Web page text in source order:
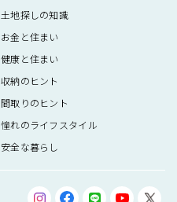
土地探しの知識
お金と住まい
健康と住まい
収納のヒント
間取りのヒント
憧れのライフスタイル
安全な暮らし